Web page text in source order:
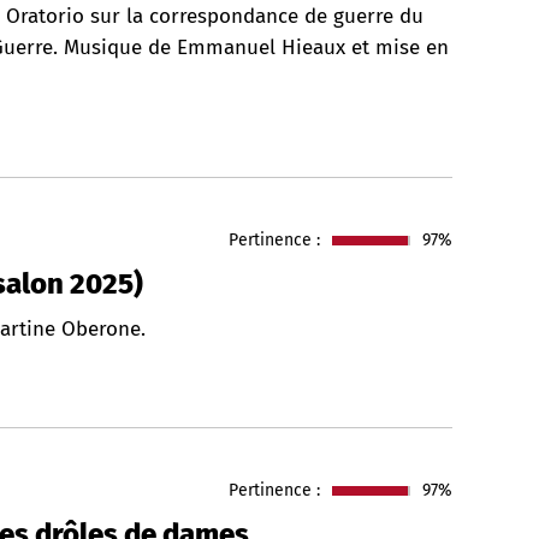
sur la correspondance de guerre du
Musique de Emmanuel Hieaux et mise en
2025)
Pertinence : 97%
Oberone.
Pertinence : 97%